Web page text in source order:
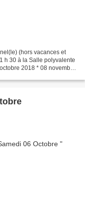
(hors vacances et
h 30 à la Salle polyvalente
2018 * 08 novembre